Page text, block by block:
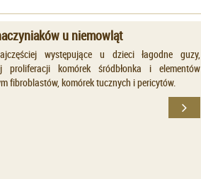
u niemowląt
występujące u dzieci łagodne guzy,
proliferacji komórek śródbłonka i elementów
fibroblastów, komórek tucznych i pericytów.